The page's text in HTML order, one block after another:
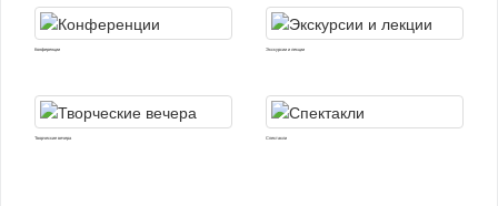
Конференции Экскурсии и лекции
Творческие вечера Спектакли